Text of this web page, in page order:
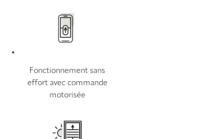
Fonctionnement sans
effort avec commande
motorisée